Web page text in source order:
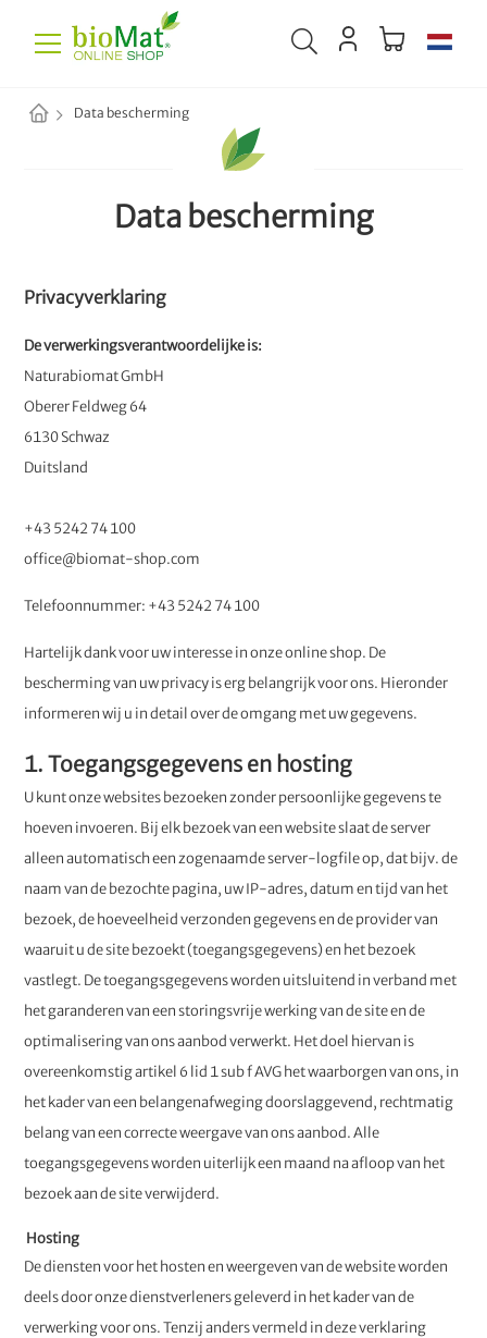
Data bescherming
Data bescherming
Privacyverklaring
De verwerkingsverantwoordelijke is:
Naturabiomat GmbH
Oberer Feldweg 64
6130 Schwaz
​​​​​​​Duitsland
+43 5242 74 100
office@biomat-shop.com
Telefoonnummer: +43 5242 74 100
Hartelijk dank voor uw interesse in onze online shop. De
bescherming van uw privacy is erg belangrijk voor ons. Hieronder
informeren wij u in detail over de omgang met uw gegevens.
1. Toegangsgegevens en hosting
U kunt onze websites bezoeken zonder persoonlijke gegevens te
hoeven invoeren. Bij elk bezoek van een website slaat de server
alleen automatisch een zogenaamde server-logfile op, dat bijv. de
naam van de bezochte pagina, uw IP-adres, datum en tijd van het
bezoek, de hoeveelheid verzonden gegevens en de provider van
waaruit u de site bezoekt (toegangsgegevens) en het bezoek
vastlegt. De toegangsgegevens worden uitsluitend in verband met
het garanderen van een storingsvrije werking van de site en de
optimalisering van ons aanbod verwerkt. Het doel hiervan is
overeenkomstig artikel 6 lid 1 sub f AVG het waarborgen van ons, in
het kader van een belangenafweging doorslaggevend, rechtmatig
belang van een correcte weergave van ons aanbod. Alle
toegangsgegevens worden uiterlijk een maand na afloop van het
bezoek aan de site verwijderd.
Hosting
De diensten voor het hosten en weergeven van de website worden
deels door onze dienstverleners geleverd in het kader van de
verwerking voor ons. Tenzij anders vermeld in deze verklaring